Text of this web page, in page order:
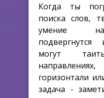
Когда ты
поиска слов,
умение
могут
горизонтали
задача -